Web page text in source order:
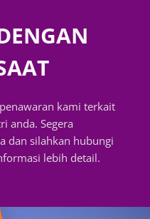
kami terkait
anda. Segera
dan silahkan hubungi
lebih detail.